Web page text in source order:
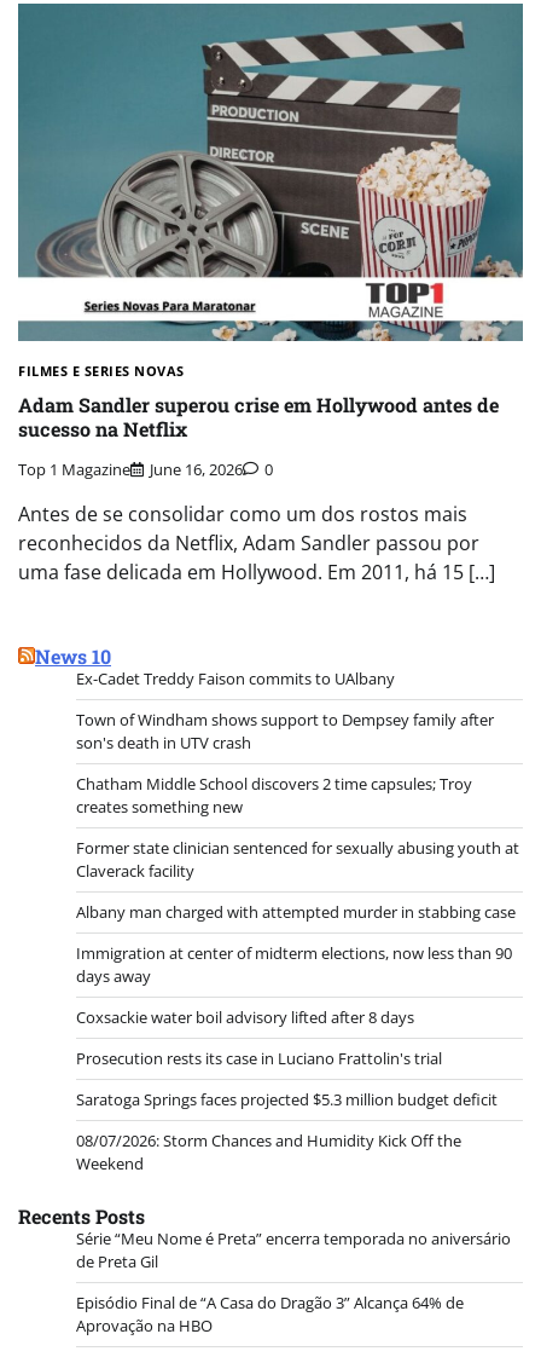
FILMES E SERIES NOVAS​
Adam Sandler superou crise em Hollywood antes de
sucesso na Netflix
Top 1 Magazine June 16, 2026 0
Antes de se consolidar como um dos rostos mais
reconhecidos da Netflix, Adam Sandler passou por
uma fase delicada em Hollywood. Em 2011, há 15 […]
News 10
Ex-Cadet Treddy Faison commits to UAlbany
Town of Windham shows support to Dempsey family after
son's death in UTV crash
Chatham Middle School discovers 2 time capsules; Troy
creates something new
Former state clinician sentenced for sexually abusing youth at
Claverack facility
Albany man charged with attempted murder in stabbing case
Immigration at center of midterm elections, now less than 90
days away
Coxsackie water boil advisory lifted after 8 days
Prosecution rests its case in Luciano Frattolin's trial
Saratoga Springs faces projected $5.3 million budget deficit
08/07/2026: Storm Chances and Humidity Kick Off the
Weekend
Recents Posts
Série “Meu Nome é Preta” encerra temporada no aniversário
de Preta Gil
Episódio Final de “A Casa do Dragão 3” Alcança 64% de
Aprovação na HBO